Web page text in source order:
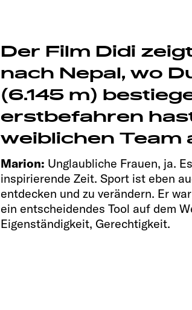
Der Film Didi
nach Nepal, wo
(6.145 m)
erstbefahren
weiblichen Team
Marion: Unglaubliche Frauen, ja.
inspirierende Zeit. Sport ist eben
entdecken und zu verändern. Er
ein entscheidendes Tool auf dem
Eigenständigkeit, Gerechtigkeit.